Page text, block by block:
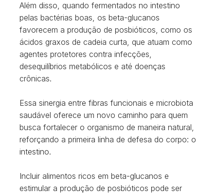
Além disso, quando fermentados no intestino
pelas bactérias boas, os beta-glucanos
favorecem a produção de posbióticos, como os
ácidos graxos de cadeia curta, que atuam como
agentes protetores contra infecções,
desequilíbrios metabólicos e até doenças
crônicas.
Essa sinergia entre fibras funcionais e microbiota
saudável oferece um novo caminho para quem
busca fortalecer o organismo de maneira natural,
reforçando a primeira linha de defesa do corpo: o
intestino.
Incluir alimentos ricos em beta-glucanos e
estimular a produção de posbióticos pode ser